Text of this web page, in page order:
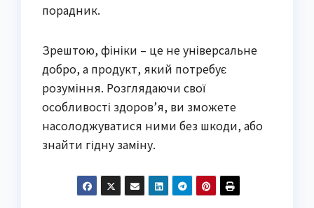
порадник.
Зрештою, фініки – це не універсальне
добро, а продукт, який потребує
розуміння. Розглядаючи свої
особливості здоров’я, ви зможете
насолоджуватися ними без шкоди, або
знайти гідну заміну.